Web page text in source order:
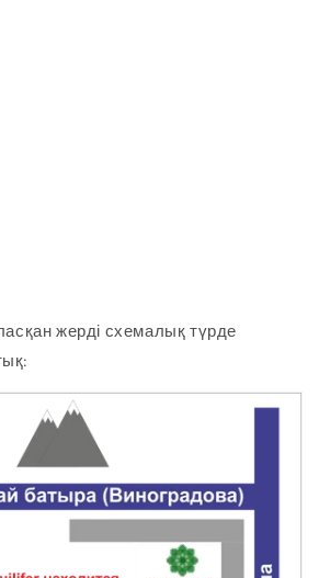
жерді схемалық түрде